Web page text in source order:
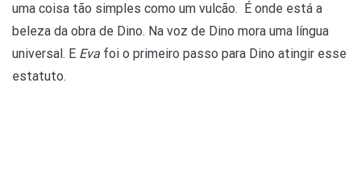
uma coisa tão simples como um vulcão. É onde está a
beleza da obra de Dino. Na voz de Dino mora uma língua
universal. E Eva foi o primeiro passo para Dino atingir esse
estatuto.